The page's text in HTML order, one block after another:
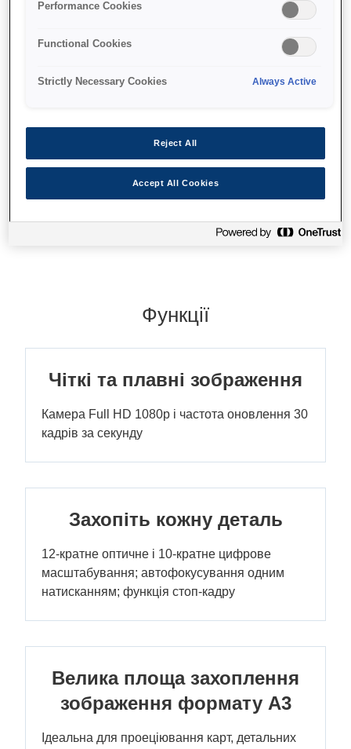
покращення якості навчання в класі
Високоякісні зображення
Розширені функціональні можливості
Де купити
Функції
Чіткі та плавні зображення
Камера Full HD 1080p і частота оновлення 30
кадрів за секунду
Захопіть кожну деталь
12-кратне оптичне і 10-кратне цифрове
масштабування; автофокусування одним
натисканням; функція стоп-кадру
Велика площа захоплення
зображення формату A3
Ідеальна для проеціювання карт, детальних
Performance Cookies
Functional Cookies
Strictly Necessary Cookies Always Active
Reject All
Accept All Cookies